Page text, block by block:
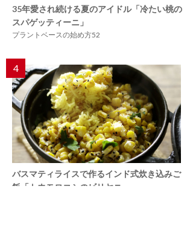
35年愛され続ける夏のアイドル「冷たい桃の
スパゲッティーニ」
プラントベースの始め方52
4
バスマティライスで作るインド式炊き込みご
飯「トウモロコシのビリヤニ」